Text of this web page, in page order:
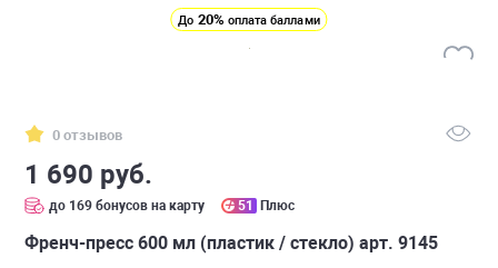
До 20% оплата баллами
0 отзывов
1 690 руб.
до 169 бонусов на карту 51 Плюс
Френч-пресс 600 мл (пластик / стекло) арт. 9145